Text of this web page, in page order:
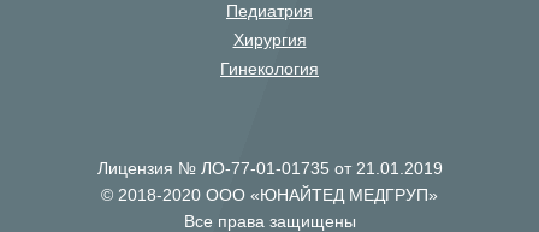
Педиатрия
Хирургия
Гинекология
Лицензия № ЛО-77-01-01735 от 21.01.2019
© 2018-2020 ООО «ЮНАЙТЕД МЕДГРУП»
Все права защищены